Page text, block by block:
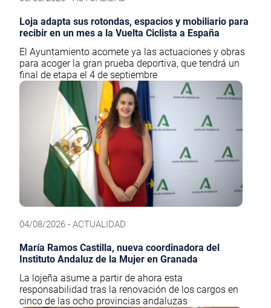
Loja adapta sus rotondas, espacios y mobiliario para
recibir en un mes a la Vuelta Ciclista a España
El Ayuntamiento acomete ya las actuaciones y obras
para acoger la gran prueba deportiva, que tendrá un
final de etapa el 4 de septiembre
04/08/2026 - ACTUALIDAD
María Ramos Castilla, nueva coordinadora del
Instituto Andaluz de la Mujer en Granada
La lojeña asume a partir de ahora esta
responsabilidad tras la renovación de los cargos en
cinco de las ocho provincias andaluzas